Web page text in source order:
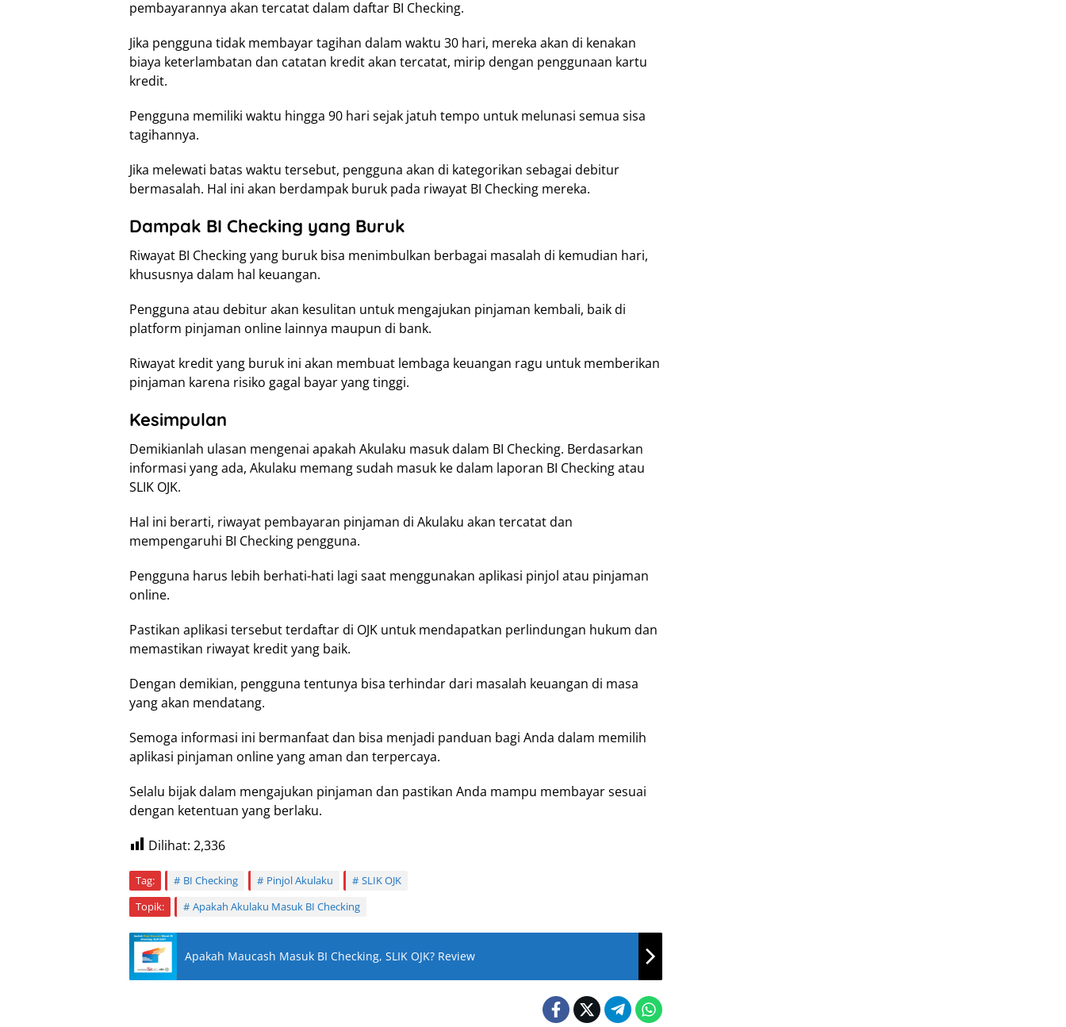
pembayarannya akan tercatat dalam daftar BI Checking.
Jika pengguna tidak membayar tagihan dalam waktu 30 hari, mereka akan di kenakan
biaya keterlambatan dan catatan kredit akan tercatat, mirip dengan penggunaan kartu
kredit.
Pengguna memiliki waktu hingga 90 hari sejak jatuh tempo untuk melunasi semua sisa
tagihannya.
Jika melewati batas waktu tersebut, pengguna akan di kategorikan sebagai debitur
bermasalah. Hal ini akan berdampak buruk pada riwayat BI Checking mereka.
Dampak BI Checking yang Buruk
Riwayat BI Checking yang buruk bisa menimbulkan berbagai masalah di kemudian hari,
khususnya dalam hal keuangan.
Pengguna atau debitur akan kesulitan untuk mengajukan pinjaman kembali, baik di
platform pinjaman online lainnya maupun di bank.
Riwayat kredit yang buruk ini akan membuat lembaga keuangan ragu untuk memberikan
pinjaman karena risiko gagal bayar yang tinggi.
Kesimpulan
Demikianlah ulasan mengenai apakah Akulaku masuk dalam BI Checking. Berdasarkan
informasi yang ada, Akulaku memang sudah masuk ke dalam laporan BI Checking atau
SLIK OJK.
Hal ini berarti, riwayat pembayaran pinjaman di Akulaku akan tercatat dan
mempengaruhi BI Checking pengguna.
Pengguna harus lebih berhati-hati lagi saat menggunakan aplikasi pinjol atau pinjaman
online.
Pastikan aplikasi tersebut terdaftar di OJK untuk mendapatkan perlindungan hukum dan
memastikan riwayat kredit yang baik.
Dengan demikian, pengguna tentunya bisa terhindar dari masalah keuangan di masa
yang akan mendatang.
Semoga informasi ini bermanfaat dan bisa menjadi panduan bagi Anda dalam memilih
aplikasi pinjaman online yang aman dan terpercaya.
Selalu bijak dalam mengajukan pinjaman dan pastikan Anda mampu membayar sesuai
dengan ketentuan yang berlaku.
Dilihat: 2,336
Tag: BI Checking Pinjol Akulaku
SLIK OJK
Topik:
Apakah Akulaku Masuk BI Checking
Apakah Maucash Masuk BI Checking, SLIK OJK? Review